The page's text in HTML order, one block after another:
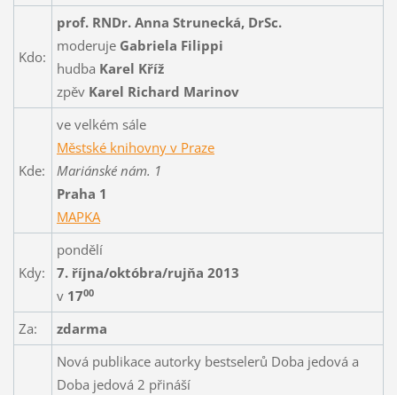
Kdo:
prof. RNDr. Anna Strunecká, DrSc.
moderuje Gabriela Filippi
hudba Karel Kříž
zpěv Karel Richard Marinov
Kde:
ve velkém sále
Městské knihovny v Praze
Mariánské nám. 1
Praha 1
MAPKA
Kdy:
pondělí
7. října/októbra/rujňa 2013
v 1700
Za: zdarma
Nová publikace autorky bestselerů Doba jedová a
Doba jedová 2 přináší